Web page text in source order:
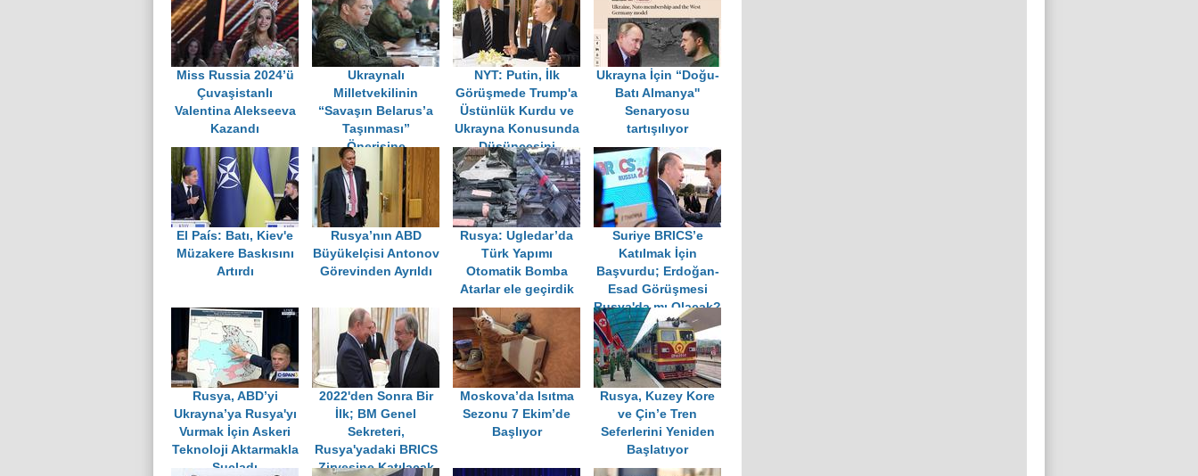
Miss Russia 2024’ü
Çuvaşistanlı
Valentina Alekseeva
Kazandı
Ukraynalı
Milletvekilinin
“Savaşın Belarus’a
Taşınması”
Önerisine
Medvedev'den Sert
Yanıt
NYT: Putin, İlk
Görüşmede Trump'a
Üstünlük Kurdu ve
Ukrayna Konusunda
Düşüncesini
Şekillendirdi
Ukrayna İçin “Doğu-
Batı Almanya''
Senaryosu
tartışılıyor
El País: Batı, Kiev'e
Müzakere Baskısını
Artırdı
Rusya’nın ABD
Büyükelçisi Antonov
Görevinden Ayrıldı
Rusya: Ugledar’da
Türk Yapımı
Otomatik Bomba
Atarlar ele geçirdik
Suriye BRICS’e
Katılmak İçin
Başvurdu; Erdoğan-
Esad Görüşmesi
Rusya'da mı Olacak?
Rusya, ABD’yi
Ukrayna’ya Rusya'yı
Vurmak İçin Askeri
Teknoloji Aktarmakla
Suçladı
2022'den Sonra Bir
İlk; BM Genel
Sekreteri,
Rusya'yadaki BRICS
Zirvesine Katılacak
Moskova’da Isıtma
Sezonu 7 Ekim’de
Başlıyor
Rusya, Kuzey Kore
ve Çin’e Tren
Seferlerini Yeniden
Başlatıyor